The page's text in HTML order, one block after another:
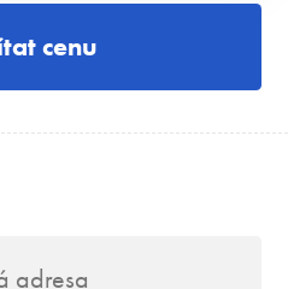
cenu